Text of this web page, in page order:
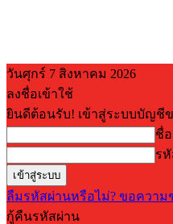
วันศุกร์ 7 สิงหาคม 2026
ลงชื่อเข้าใช้
ยินดีต้อนรับ! เข้าสู่ระบบบัญชี
ชื่
ร
ลืมรหัสผ่านหรือไม่? ขอความ
กู้คืนรหัสผ่าน